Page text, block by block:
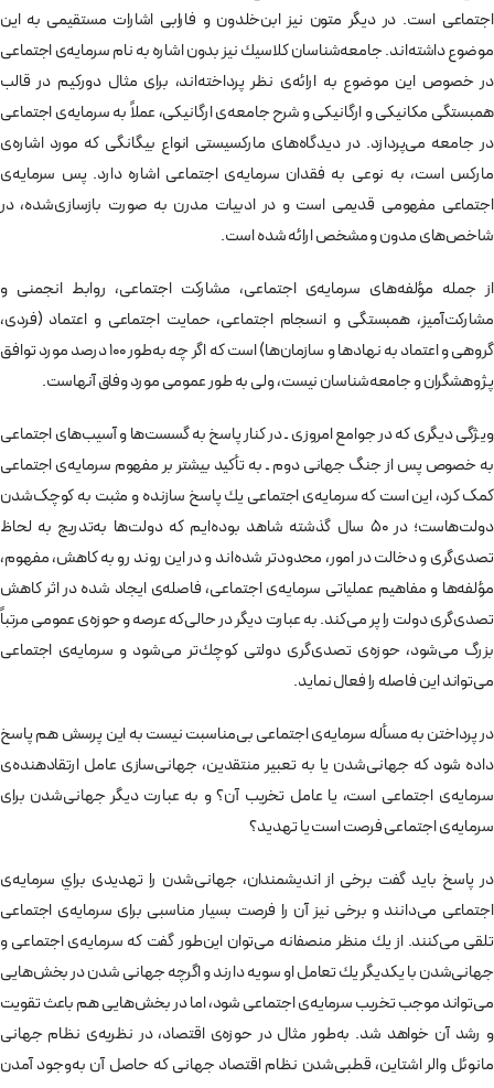
اجتماعی است. در دیگر متون نيز ابن‌خلدون و فارابی اشارات مستقيمی به اين
موضوع داشته‌اند. جامعه‌شناسان كلاسيك نیز بدون اشاره به نام سرمايه‌ی اجتماعی
در خصوص این موضوع به ارائه‌ی نظر پرداخته‌اند، برای مثال دورکیم در قالب
همبستگی مکانیکی و ارگانیکی و شرح جامعه‌ی ارگانیکی، عملاً به سرمایه‌ی اجتماعی
در جامعه می‌پردازد. در ديدگاه‌های ماركسيستی انواع بيگانگی كه مورد اشاره‌ی
ماركس است، به نوعی به فقدان سرمايه‌ی اجتماعی اشاره دارد. پس سرمايه‌ی
اجتماعی مفهومی قديمی است و در ادبيات مدرن به صورت بازسازی‌شده، در
شاخص‌های مدون و مشخص ارائه شده است.‌
از جمله مؤلفه‌های سرمايه‌ی اجتماعی، مشاركت اجتماعی، روابط انجمنی و
مشاركت‌آميز، همبستگی و انسجام اجتماعی، حمايت اجتماعی و اعتماد (فردی،
گروهی و اعتماد به نهادها و سازمان‌ها) است که اگر چه به‌طور 100 درصد مورد توافق
پژوهشگران و جامعه‌شناسان نيست، ولی به طور عمومی مورد وفاق آنهاست.
ويژگی ديگری كه در جوامع امروزی ـ در كنار پاسخ به گسست‌ها و آسيب‌های اجتماعی
به خصوص پس از جنگ جهانی دوم ـ به تأكيد بيشتر بر مفهوم سرمايه‌ی اجتماعی
کمک کرد، اين است كه سرمايه‌ی اجتماعی يك پاسخ سازنده و مثبت به کوچک‌شدن
دولت‌هاست؛ در 50 سال گذشته شاهد بوده‌ایم كه دولت‌ها به‌تدریج به لحاظ
تصدی‌گری و دخالت در امور، محدودتر شده‌اند و در اين روند رو به كاهش، مفهوم،
مؤلفه‌ها و مفاهیم عملیاتی سرمايه‌ی اجتماعی، فاصله‌ی ایجاد شده در اثر كاهش
تصدی‌گری دولت را پر می‌كند. به عبارت دیگر در حالی‌که عرصه و حوزه‌ی عمومی مرتباً
بزرگ می‌شود، حوزه‌ی تصدی‌گری دولتی كوچك‌تر می‌شود و سرمایه‌ی اجتماعی
می‌تواند این فاصله را فعال نماید.
در پرداختن به مسأله سرمايه‌ی اجتماعی بی‌مناسبت نيست به اين پرسش هم پاسخ
داده شود كه جهانی‌شدن يا به تعبير منتقدين، جهانی‌سازی عامل ارتقادهنده‌ی
سرمايه‌ی اجتماعی است، يا عامل تخريب آن؟ و به عبارت دیگر جهانی‌شدن برای
سرمايه‌ی اجتماعی فرصت است يا تهديد؟
در پاسخ باید گفت برخی از انديشمندان، جهانی‌شدن را تهديدی براي سرمايه‌ی
اجتماعی می‌دانند و برخی نيز آن را فرصت بسيار مناسبی برای سرمايه‌ی اجتماعی
تلقی می‌كنند. از يك منظر منصفانه می‌توان این‌طور گفت كه سرمايه‌ی اجتماعی و
جهانی‌شدن با یکدیگر يك تعامل او ‌سويه دارند و اگرچه جهانی شدن در بخش‌هایی
می‌تواند موجب تخريب سرمايه‌ی اجتماعی شود، اما در بخش‌هايی هم باعث تقويت
و رشد آن خواهد شد. به‌طور مثال در حوزه‌ی اقتصاد، در نظريه‌ی نظام جهانی
مانوئل والر اشتاين، قطبی‌شدن نظام اقتصاد جهانی كه حاصل آن به‌وجود آمدن